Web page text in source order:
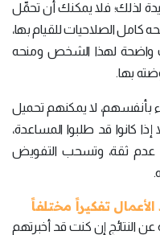
لذلك؛ فلا يمكنك أن تحمِّل
كامل الصلاحيات للقيام بها،
واضحة لهذا الشخص ومنحه
بها.
بأنفسهم، لا يمكنهم تحميل
كانوا قد طلبوا المساعدة،
عدم ثقة، وتسحب التفويض
النتائج إن كنت قد أخبرتهم